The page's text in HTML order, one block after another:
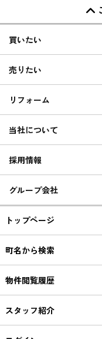
買いたい
売りたい
リフォーム
当社について
採用情報
グループ会社
トップページ
町名から検索
物件閲覧履歴
スタッフ紹介